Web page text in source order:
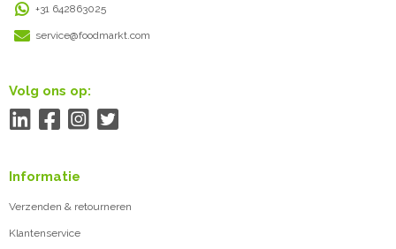
+31 642863025
service@foodmarkt.com
Volg ons op:
Informatie
Verzenden & retourneren
Klantenservice